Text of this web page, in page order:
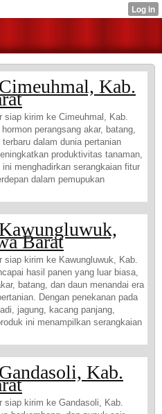
Kab.
siap kirim ke Cimeuhmal, Kab.
perangsang akar, batang,
dalam dunia pertanian
produktivitas tanaman,
menghadirkan serangkaian fitur
dalam pemupukan
Barat
siap kirim ke Kawungluwuk, Kab.
hasil panen yang luar biasa,
batang, dan daun menandai era
Dengan penekanan pada
jagung, kacang panjang,
ini menampilkan serangkaian
Kab.
siap kirim ke Gandasoli, Kab.